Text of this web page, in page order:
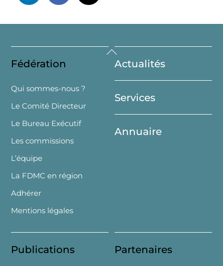
Back
To
Top
Fédération
Qui sommes-nous ?
Le Comité Directeur
Le Bureau Exécutif
Les commissions
L’équipe
La FDMC en région
Adhérer
Mentions légales
Actualités
Services
Annuaire
Publications Partenaires